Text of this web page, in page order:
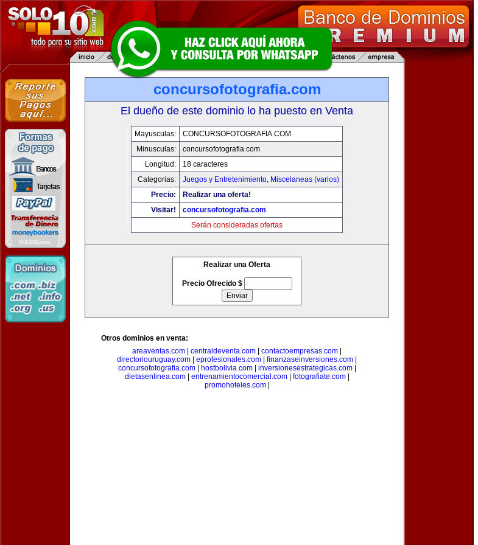
concursofotografia.com
El dueño de este dominio lo ha puesto en Venta
Mayusculas:
CONCURSOFOTOGRAFIA.COM
Minusculas:
concursofotografia.com
Longitud:
18 caracteres
Categorias:
Juegos y Entretenimiento, Miscelaneas (varios)
Precio:
Realizar una oferta!
Visitar!
concursofotografia.com
Serán consideradas ofertas
Realizar una Oferta
Precio Ofrecido $
Otros dominios en venta:
areaventas.com
centraldeventa.com contactoempresas.com
directoriouruguay.com
eprofesionales.com finanzaseinversiones.com
concursofotografia.com| hostbolivia.com| inversionesestrategicas.com|
dietasenlinea.com| entrenamientocomercial.com| fotografiate.com|
promohoteles.com|